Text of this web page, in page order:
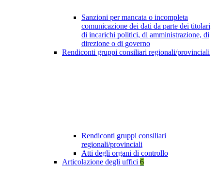
Sanzioni per mancata o incompleta
comunicazione dei dati da parte dei titolari
di incarichi politici, di amministrazione, di
direzione o di governo
Rendiconti gruppi consiliari regionali/provinciali
Rendiconti gruppi consiliari
regionali/provinciali
Atti degli organi di controllo
Articolazione degli uffici 6